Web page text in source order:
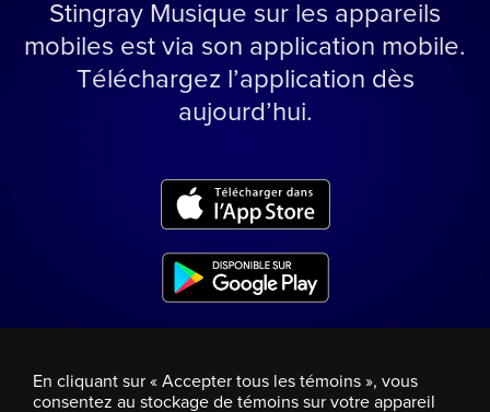
Stingray Musique sur les appareils
mobiles est via son application mobile.
Téléchargez l’application dès
aujourd’hui.
En cliquant sur « Accepter tous les témoins », vous
consentez au stockage de témoins sur votre appareil